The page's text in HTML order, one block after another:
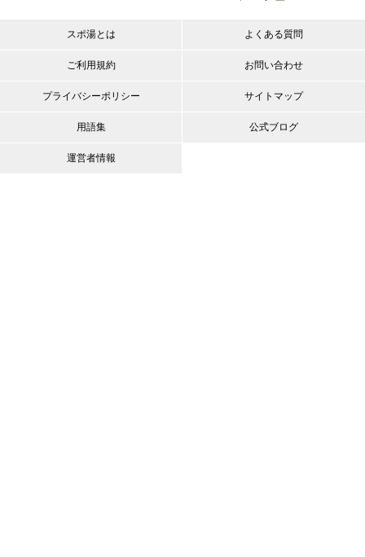
スポ湯とは
ご利用規約
プライバシーポリシー
用語集
運営者情報
よくある質問
お問い合わせ
サイトマップ
公式ブログ